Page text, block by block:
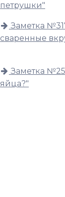
петрушки"
Заметка
сваренные
Заметка
яйца?"